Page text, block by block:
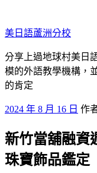
至
主
要
內
容
美日語蘆洲分校
分享上過地球村美日
模的外語教學機構，
的肯定
發
於
2024 年 8 月 16 日 作
新竹當舖融資
珠寶飾品鑑定